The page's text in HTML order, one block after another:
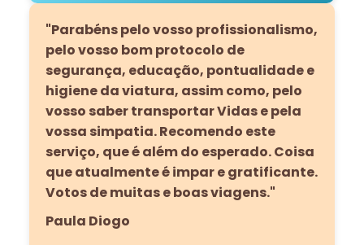
"Parabéns pelo vosso profissionalismo,
pelo vosso bom protocolo de
segurança, educação, pontualidade e
higiene da viatura, assim como, pelo
vosso saber transportar Vidas e pela
vossa simpatia. Recomendo este
serviço, que é além do esperado. Coisa
que atualmente é impar e gratificante.
Votos de muitas e boas viagens."
Paula Diogo